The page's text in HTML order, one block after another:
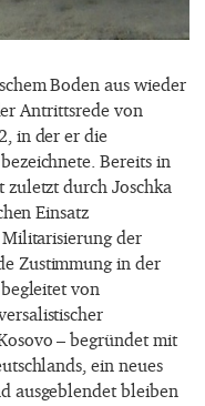
Boden aus wieder
Antrittsrede von
in der er die
Bereits in
zuletzt durch Joschka
Einsatz
Militarisierung der
Zustimmung in der
von
– begründet mit
ein neues
ausgeblendet bleiben